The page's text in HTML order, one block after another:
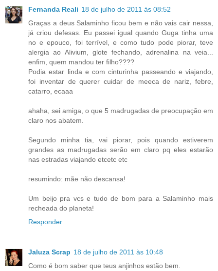
Fernanda Reali 18 de julho de 2011 às 08:52
Graças a deus Salaminho ficou bem e não vais cair nessa,
já criou defesas. Eu passei igual quando Guga tinha uma
no e epouco, foi terrível, e como tudo pode piorar, teve
alergia ao Alivium, glote fechando, adrenalina na veia...
enfim, quem mandou ter filho????
Podia estar linda e com cinturinha passeando e viajando,
foi inventar de querer cuidar de meeca de nariz, febre,
catarro, ecaaa
ahaha, sei amiga, o que 5 madrugadas de preocupação em
claro nos abatem.
Segundo minha tia, vai piorar, pois quando estiverem
grandes as madrugadas serão em claro pq eles estarão
nas estradas viajando etcetc etc
resumindo: mãe não descansa!
Um beijo pra vcs e tudo de bom para a Salaminho mais
recheada do planeta!
Responder
Jaluza Scrap 18 de julho de 2011 às 10:48
Como é bom saber que teus anjinhos estão bem.